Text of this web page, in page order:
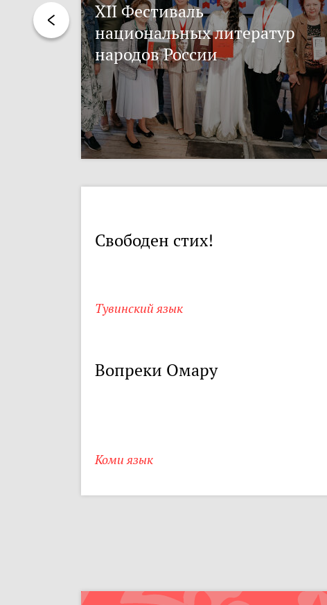
XII Фестиваль
национальных литератур
народов России
Свободен стих!
Тувинский язык
Вопреки Омару
Коми язык